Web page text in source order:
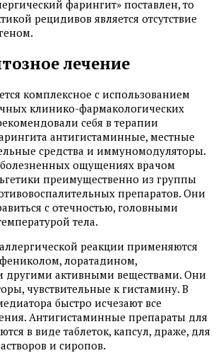
фарингит» поставлен, то
рецидивов является отсутствие
лечение
комплексное с использованием
клинико-фармакологических
себя в терапии
антигистаминные, местные
средства и иммуномодуляторы.
ощущениях врачом
преимущественно из группы
препаратов. Они
с отечностью, головными
тела.
реакции применяются
лоратадином,
другими активными веществами. Они
чувствительные к гистамину. В
быстро исчезают все
Антигистаминные препараты для
в виде таблеток, капсул, драже, для
и сиропов.